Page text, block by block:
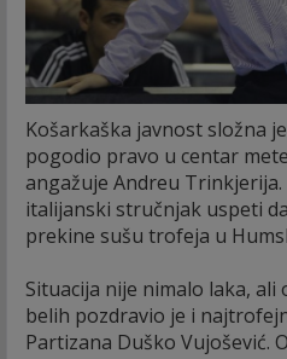
Košarkaška javnost složna
pogodio pravo u centar
angažuje Andreu
italijanski stručnjak uspeti
prekine sušu trofeja u
Situacija nije nimalo laka,
belih pozdravio je i
Partizana Duško Vujošević.